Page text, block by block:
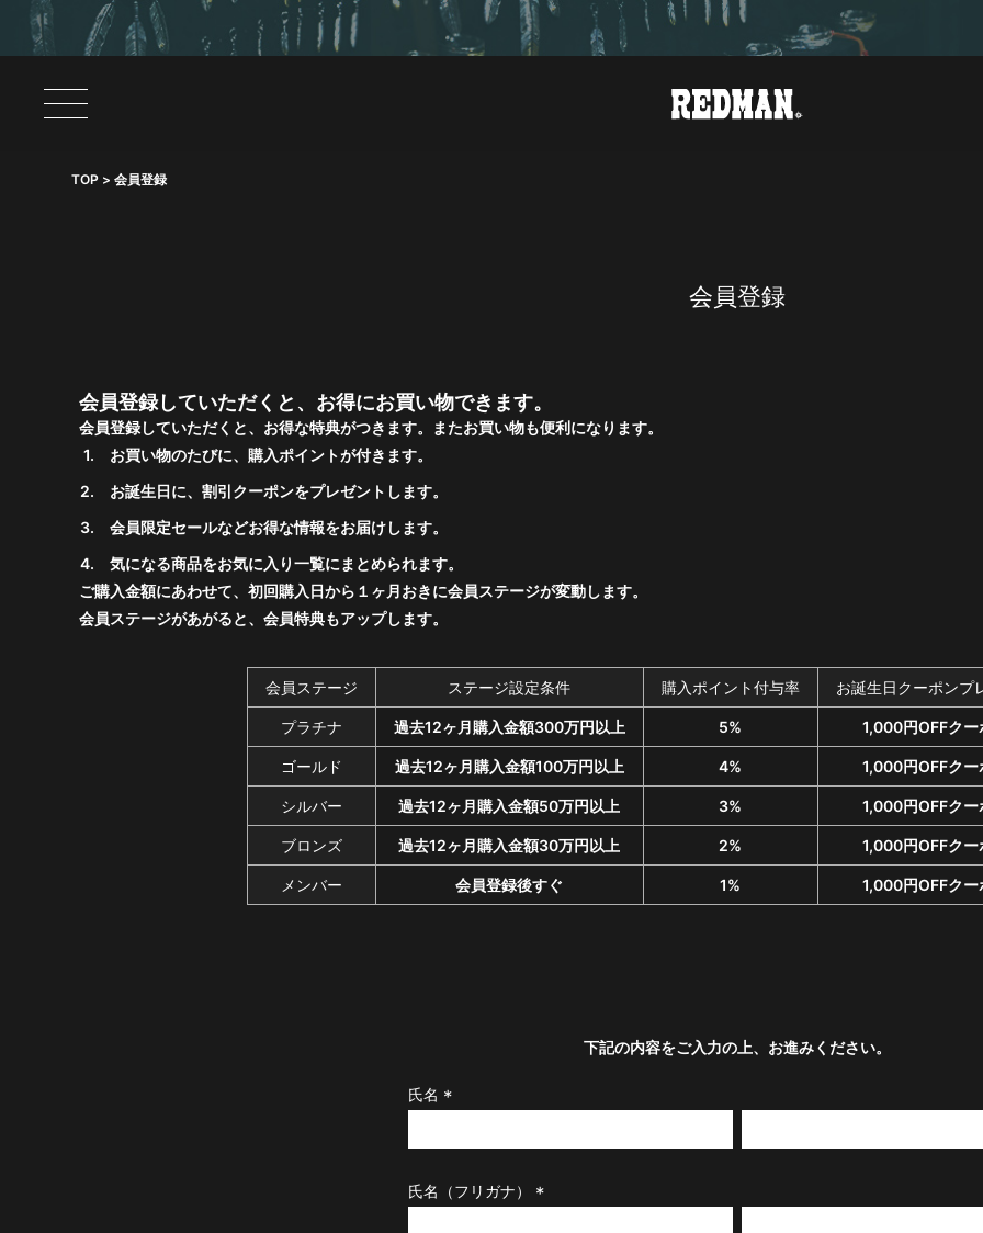
TOP 会員登録
会員登録
会員登録していただくと、お得にお買い物できます。
会員登録していただくと、お得な特典がつきます。またお買い物も便利になります。
お買い物のたびに、購入ポイントが付きます。
お誕生日に、割引クーポンをプレゼントします。
会員限定セールなどお得な情報をお届けします。
気になる商品をお気に入り一覧にまとめられます。
ご購入金額にあわせて、初回購入日から１ヶ月おきに会員ステージが変動します。
会員ステージがあがると、会員特典もアップします。
会員ステージ ステージ設定条件 購入ポイント付与率 お誕生日クーポンプ
プラチナ 過去12ヶ月購入金額300万円以上 5% 1,000円OFFクー
ゴールド 過去12ヶ月購入金額100万円以上 4% 1,000円OFFクー
シルバー 過去12ヶ月購入金額50万円以上 3% 1,000円OFFクー
ブロンズ 過去12ヶ月購入金額30万円以上 2% 1,000円OFFクー
メンバー 会員登録後すぐ 1% 1,000円OFFクー
下記の内容をご入力の上、お進みください。
氏名
氏名（フリガナ）